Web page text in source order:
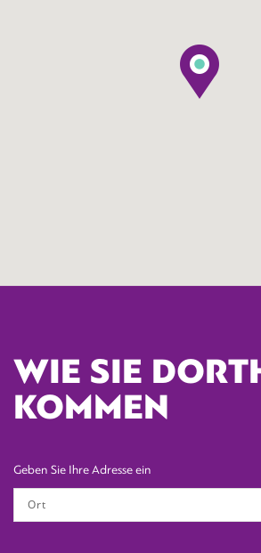
WIE SIE
KOMMEN
Geben Sie Ihre Adresse ein